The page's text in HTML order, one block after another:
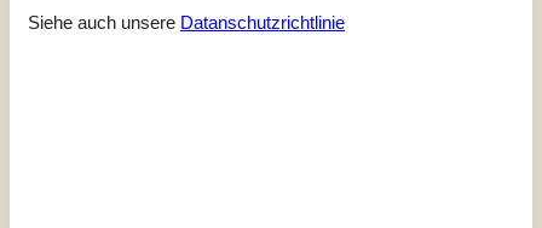
Siehe auch unsere Datanschutzrichtlinie